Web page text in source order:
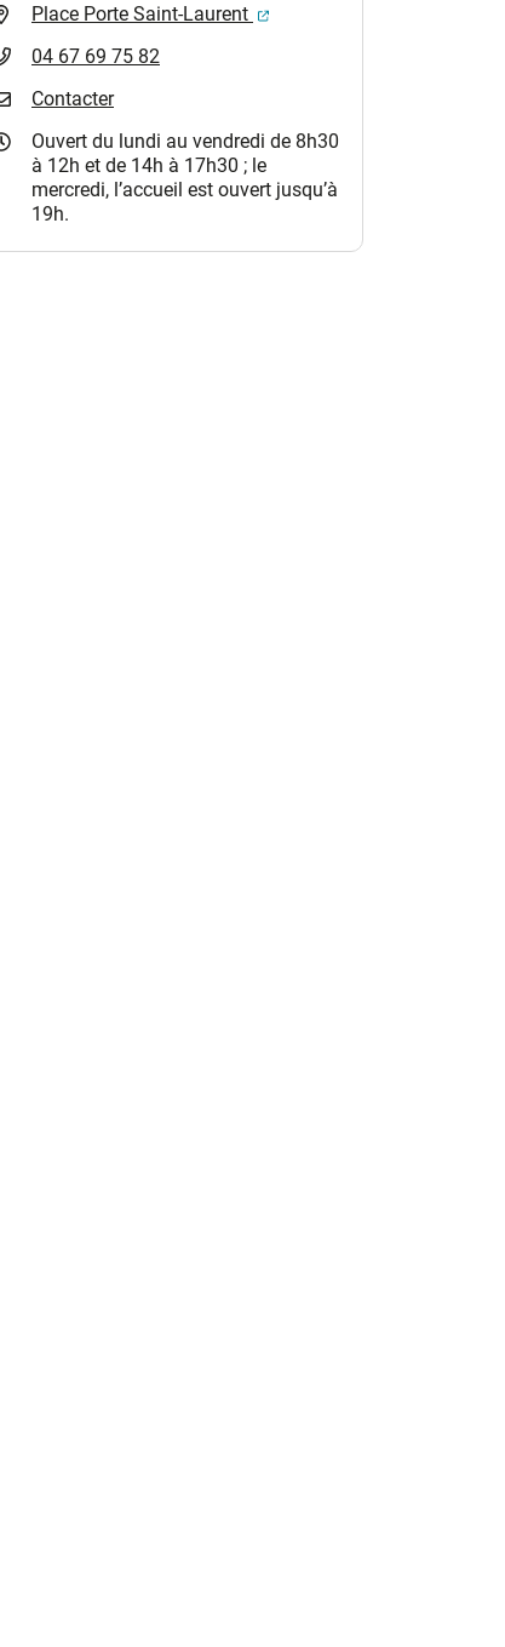
Place Porte Saint-Laurent
(ouverture dans un nouvel
04 67 69 75 82
Contacter
Ouvert du lundi au vendredi de 8h30
à 12h et de 14h à 17h30 ; le
mercredi, l’accueil est ouvert jusqu’à
19h.